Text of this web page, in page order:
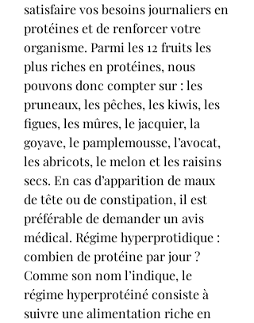
satisfaire vos besoins journaliers en
protéines et de renforcer votre
organisme. Parmi les 12 fruits les
plus riches en protéines, nous
pouvons donc compter sur : les
pruneaux, les pêches, les kiwis, les
figues, les mûres, le jacquier, la
goyave, le pamplemousse, l’avocat,
les abricots, le melon et les raisins
secs. En cas d’apparition de maux
de tête ou de constipation, il est
préférable de demander un avis
médical. Régime hyperprotidique :
combien de protéine par jour ?
Comme son nom l’indique, le
régime hyperprotéiné consiste à
suivre une alimentation riche en